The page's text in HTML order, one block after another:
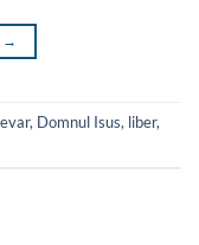
→
, Domnul Isus, liber,